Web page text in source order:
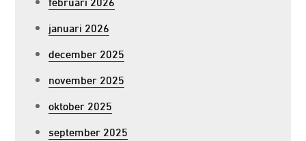
januari 2026
december 2025
november 2025
oktober 2025
september 2025